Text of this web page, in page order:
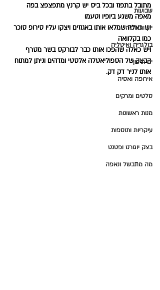
שבועות
יוון ותורכיה
בולגריה ואיטליה
ים תיכון
אירופה ואסיה
סלטים ומרקים
מנות ראשונות
עיקריות ותוספות
בצק יוגורט ופטנט
מה מתבשל ונאפה
מתובל בתפוז ובכל ביס יש קרנץ מתפצפצ בפה
מאפה משגע ביופיו וטעמו
יש כאלה שמלאו אותו באגוזים ויצקו עליו סירופ סוכר
כמו בקלוואה
ויש כאלה שהפכו אותו כבר לבורקס בשר מטרף
הבצק של הספוליאטלה אלסטי ומדהים וניתן למתוח
אותו לניר דק דק.